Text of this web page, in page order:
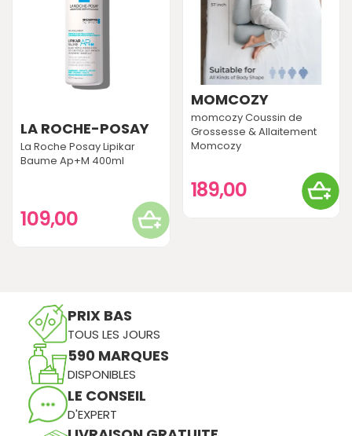
LA ROCHE-POSAY
La Roche Posay Lipikar
Baume Ap+M 400ml
109,00
MOMCOZY
momcozy Coussin de
Grossesse & Allaitement
Momcozy
189,00
PRIX BAS
TOUS LES JOURS
590 MARQUES
DISPONIBLES
LE CONSEIL
D'EXPERT